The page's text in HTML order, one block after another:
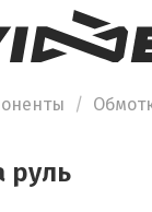
руль